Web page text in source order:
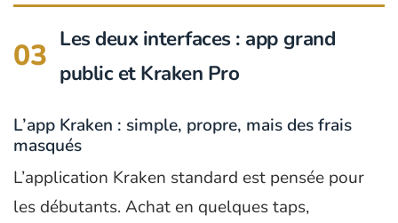
03 Les deux interfaces : app grand
public et Kraken Pro
L’app Kraken : simple, propre, mais des frais
masqués
L’application Kraken standard est pensée pour
les débutants. Achat en quelques taps,